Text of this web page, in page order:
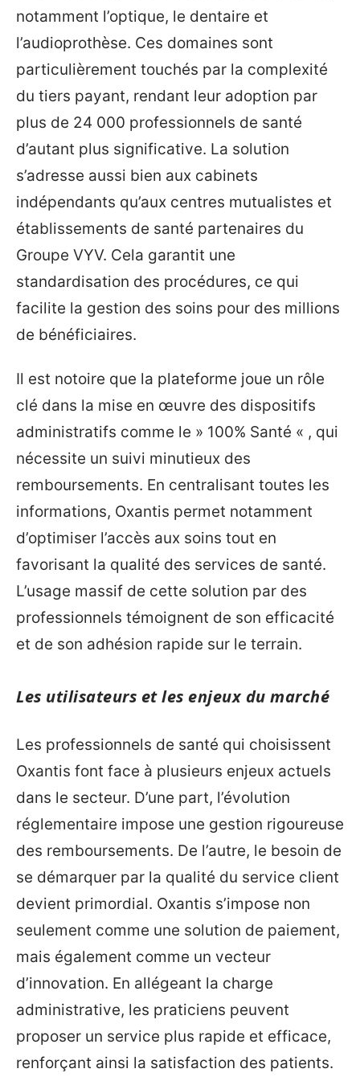
notamment l’optique, le dentaire et
l’audioprothèse. Ces domaines sont
particulièrement touchés par la complexité
du tiers payant, rendant leur adoption par
plus de 24 000 professionnels de santé
d’autant plus significative. La solution
s’adresse aussi bien aux cabinets
indépendants qu’aux centres mutualistes et
établissements de santé partenaires du
Groupe VYV. Cela garantit une
standardisation des procédures, ce qui
facilite la gestion des soins pour des millions
de bénéficiaires.
Il est notoire que la plateforme joue un rôle
clé dans la mise en œuvre des dispositifs
administratifs comme le » 100% Santé « , qui
nécessite un suivi minutieux des
remboursements. En centralisant toutes les
informations, Oxantis permet notamment
d’optimiser l’accès aux soins tout en
favorisant la qualité des services de santé.
L’usage massif de cette solution par des
professionnels témoignent de son efficacité
et de son adhésion rapide sur le terrain.
Les utilisateurs et les enjeux du marché
Les professionnels de santé qui choisissent
Oxantis font face à plusieurs enjeux actuels
dans le secteur. D’une part, l’évolution
réglementaire impose une gestion rigoureuse
des remboursements. De l’autre, le besoin de
se démarquer par la qualité du service client
devient primordial. Oxantis s’impose non
seulement comme une solution de paiement,
mais également comme un vecteur
d’innovation. En allégeant la charge
administrative, les praticiens peuvent
proposer un service plus rapide et efficace,
renforçant ainsi la satisfaction des patients.